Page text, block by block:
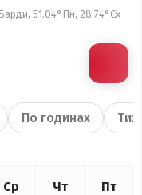
51.04°Пн, 28.74°Сх
По годинах
Ср Чт Пт